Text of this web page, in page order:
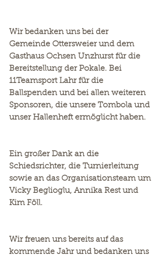
Wir bedanken uns bei der
Gemeinde Ottersweier und dem
Gasthaus Ochsen Unzhurst für die
Bereitstellung der Pokale. Bei
11Teamsport Lahr für die
Ballspenden und bei allen weiteren
Sponsoren, die unsere Tombola und
unser Hallenheft ermöglicht haben.
Ein großer Dank an die
Schiedsrichter, die Turnierleitung
sowie an das Organisationsteam um
Vicky Beglioglu, Annika Rest und
Kim Föll.
Wir freuen uns bereits auf das
kommende Jahr und bedanken uns